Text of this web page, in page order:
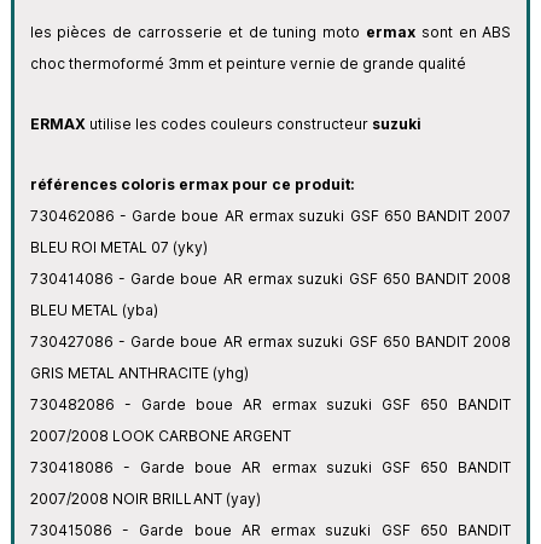
les pièces de carrosserie et de tuning moto ermaxsont en ABS
choc thermoformé 3mm et peinture vernie de grande qualité
ERMAX utilise les codes couleurs constructeur suzuki
références coloris ermax pour ce produit:
730462086 - Garde boue AR ermax suzuki GSF 650 BANDIT 2007
BLEU ROI METAL 07 (yky)
730414086 - Garde boue AR ermax suzuki GSF 650 BANDIT 2008
BLEU METAL (yba)
730427086 - Garde boue AR ermax suzuki GSF 650 BANDIT 2008
GRIS METAL ANTHRACITE (yhg)
730482086 - Garde boue AR ermax suzuki GSF 650 BANDIT
2007/2008 LOOK CARBONE ARGENT
730418086 - Garde boue AR ermax suzuki GSF 650 BANDIT
2007/2008 NOIR BRILLANT (yay)
730415086 - Garde boue AR ermax suzuki GSF 650 BANDIT